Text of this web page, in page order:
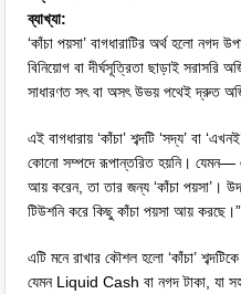
ব্যাখ্যা:
‘কাঁচা পয়সা’ বাগধারাটির অর্থ হলো নগদ
বিনিয়োগ বা দীর্ঘসূত্রিতা ছাড়াই সরাসরি
সাধারণত সৎ বা অসৎ উভয় পথেই দ্রুত
এই বাগধারায় ‘কাঁচা’ শব্দটি ‘সদ্য’ বা
কোনো সম্পদে রূপান্তরিত হয়নি। যেমন—
আয় করেন, তা তার জন্য ‘কাঁচা পয়সা’।
টিউশনি করে কিছু কাঁচা পয়সা আয় করছে।”
এটি মনে রাখার কৌশল হলো ‘কাঁচা’
যেমন Liquid Cash বা নগদ টাকা, যা